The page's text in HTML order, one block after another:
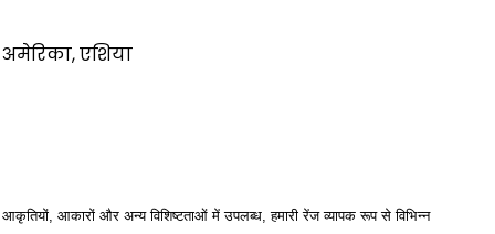
अमेरिका, एशिया
आकृतियों, आकारों और अन्य विशिष्टताओं में उपलब्ध, हमारी रेंज व्यापक रूप से विभिन्न